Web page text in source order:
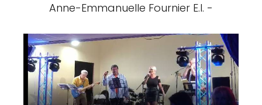
Anne-Emmanuelle Fournier E.I. -